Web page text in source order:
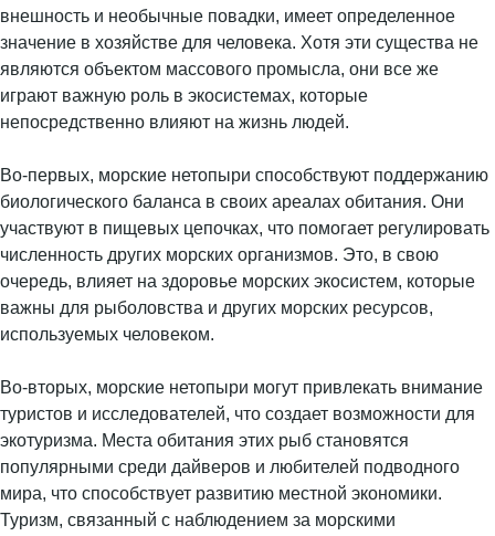
внешность и необычные повадки, имеет определенное
значение в хозяйстве для человека. Хотя эти существа не
являются объектом массового промысла, они все же
играют важную роль в экосистемах, которые
непосредственно влияют на жизнь людей.
Во-первых, морские нетопыри способствуют поддержанию
биологического баланса в своих ареалах обитания. Они
участвуют в пищевых цепочках, что помогает регулировать
численность других морских организмов. Это, в свою
очередь, влияет на здоровье морских экосистем, которые
важны для рыболовства и других морских ресурсов,
используемых человеком.
Во-вторых, морские нетопыри могут привлекать внимание
туристов и исследователей, что создает возможности для
экотуризма. Места обитания этих рыб становятся
популярными среди дайверов и любителей подводного
мира, что способствует развитию местной экономики.
Туризм, связанный с наблюдением за морскими